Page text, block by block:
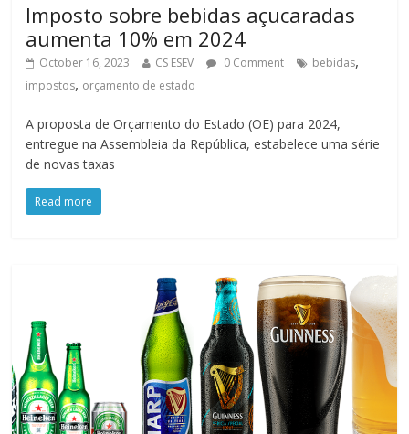
Imposto sobre bebidas açucaradas
aumenta 10% em 2024
October 16, 2023 CS ESEV 0 Comment bebidas,
impostos, orçamento de estado
A proposta de Orçamento do Estado (OE) para 2024,
entregue na Assembleia da República, estabelece uma série
de novas taxas
Read more